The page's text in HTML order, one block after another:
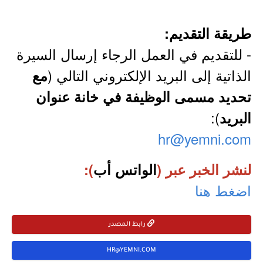
طريقة التقديم:
- للتقديم في العمل الرجاء إرسال السيرة
الذاتية إلى البريد الإلكتروني التالي (مع
تحديد مسمى الوظيفة في خانة عنوان
البريد):
hr@yemni.com
لنشر الخبر عبر (الواتس أب):
اضغط هنا
رابط المصدر
HR@YEMNI.COM